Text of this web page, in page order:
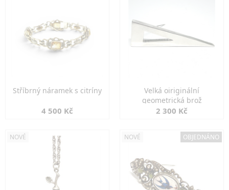
Stříbrný náramek s citríny
4 500 Kč
Velká oiriginální
geometrická brož
2 300 Kč
NOVÉ NOVÉ OBJEDNÁNO